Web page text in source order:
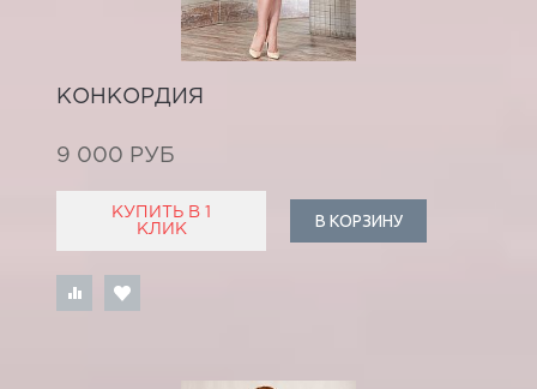
КОНКОРДИЯ
9 000 РУБ
КУПИТЬ В 1
КЛИК
В КОРЗИНУ